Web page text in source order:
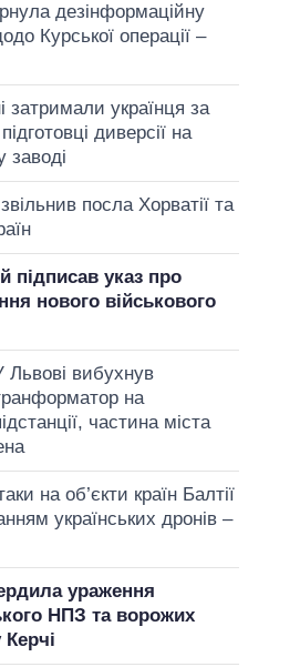
дезінформаційну
Курської операції –
затримали українця за
диверсії на
заводі
посла Хорватії та
підписав указ про
нового військового
Львові вибухнув
на
частина міста
на об’єкти країн Балтії
українських дронів –
ураження
НПЗ та ворожих